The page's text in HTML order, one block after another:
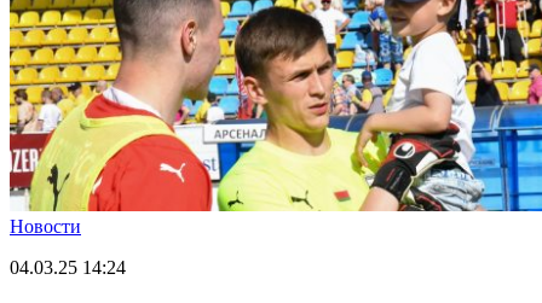
Новости
04.03.25 14:24